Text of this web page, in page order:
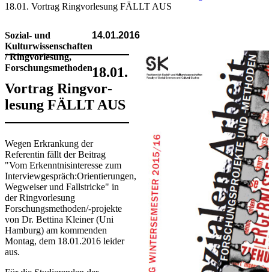
18.01. Vortrag Ringvor­lesung FÄLLT AUS
Sozial- und
Kulturwissenschaften
/ Ringvorlesung,
Forschungsmethoden
14.01.2016
18.01.
Vortrag Ringvor­
lesung FÄLLT AUS
Wegen Erkrankung der
Referentin fällt der Beitrag
"Vom Erkenntnisinteresse zum
Interviewgespräch:Orientierungen,
Wegweiser und Fallstricke" in
der Ringvorlesung
Forschungsmethoden/-projekte
von Dr. Bettina Kleiner (Uni
Hamburg) am kommenden
Montag, dem 18.01.2016 leider
aus.